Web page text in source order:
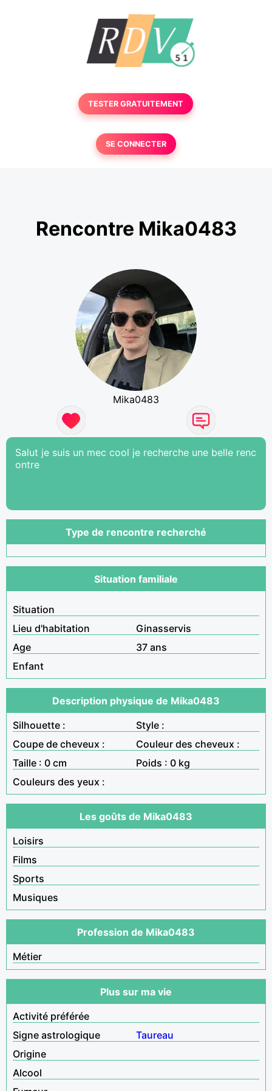
TESTER GRATUITEMENT
SE CONNECTER
Rencontre Mika0483
Mika0483
Salut je suis un mec cool je recherche une belle renc
ontre
Type de rencontre recherché
Situation familiale
Situation
Lieu d'habitation
Ginasservis
Age
37 ans
Enfant
Description physique de Mika0483
Silhouette :
Style :
Coupe de cheveux :
Couleur des cheveux :
Taille : 0 cm
Poids : 0 kg
Couleurs des yeux :
Les goûts de Mika0483
Loisirs
Films
Sports
Musiques
Profession de Mika0483
Métier
Plus sur ma vie
Activité préférée
Signe astrologique
Taureau
Origine
Alcool